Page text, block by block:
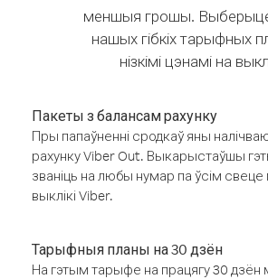
меншыя грошы. Выберыце
нашых гібкіх тарыфных
нізкімі цэнамі на
Пакеты з балансам рахунку
Пры папаўненні сродкаў яны
рахунку Viber Out. Выкарыстаўшы
званіць на любы нумар па ўсім свеце
выклікі Viber.
Тарыфныя планы на 30 дзён
На гэтым тарыфе на працягу 30 дзён